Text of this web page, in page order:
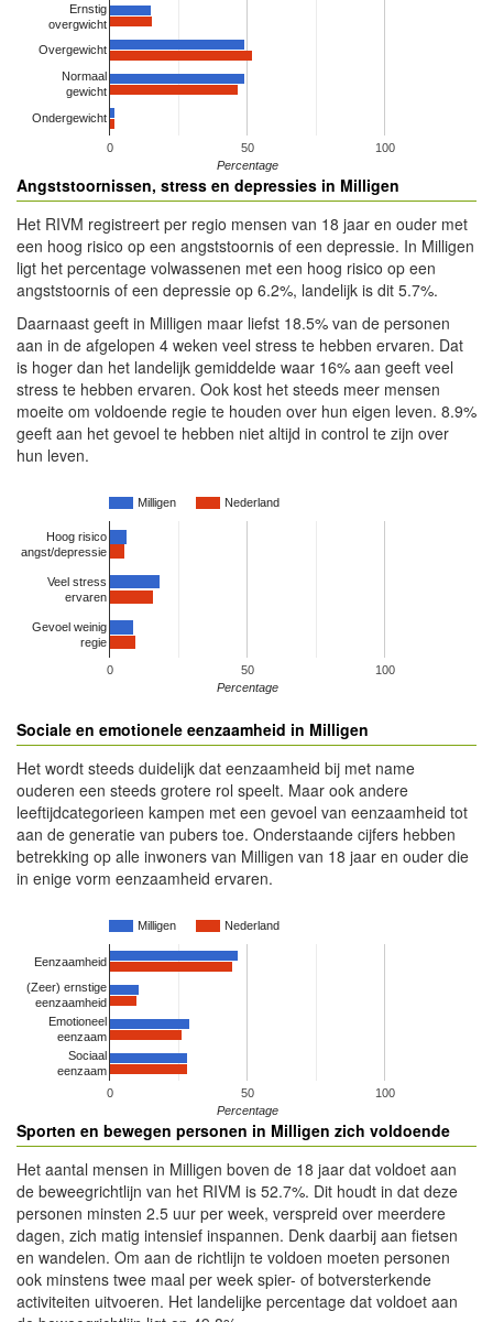
0 50 100
Ernstig
overgwicht
Overgewicht
Normaal
gewicht
Ondergewicht
Percentage
Angststoornissen, stress en depressies in Milligen
Het RIVM registreert per regio mensen van 18 jaar en ouder met
een hoog risico op een angststoornis of een depressie. In Milligen
ligt het percentage volwassenen met een hoog risico op een
angststoornis of een depressie op 6.2%, landelijk is dit 5.7%.
Daarnaast geeft in Milligen maar liefst 18.5% van de personen
aan in de afgelopen 4 weken veel stress te hebben ervaren. Dat
is hoger dan het landelijk gemiddelde waar 16% aan geeft veel
stress te hebben ervaren. Ook kost het steeds meer mensen
moeite om voldoende regie te houden over hun eigen leven. 8.9%
geeft aan het gevoel te hebben niet altijd in control te zijn over
hun leven.
Milligen Nederland
0 50 100
Hoog risico
angst/depressie
Veel stress
ervaren
Gevoel weinig
regie
Percentage
Sociale en emotionele eenzaamheid in Milligen
Het wordt steeds duidelijk dat eenzaamheid bij met name
ouderen een steeds grotere rol speelt. Maar ook andere
leeftijdcategorieen kampen met een gevoel van eenzaamheid tot
aan de generatie van pubers toe. Onderstaande cijfers hebben
betrekking op alle inwoners van Milligen van 18 jaar en ouder die
in enige vorm eenzaamheid ervaren.
Milligen Nederland
0 50 100
Eenzaamheid
(Zeer) ernstige
eenzaamheid
Emotioneel
eenzaam
Sociaal
eenzaam
Percentage
Sporten en bewegen personen in Milligen zich voldoende
Het aantal mensen in Milligen boven de 18 jaar dat voldoet aan
de beweegrichtlijn van het RIVM is 52.7%. Dit houdt in dat deze
personen minsten 2.5 uur per week, verspreid over meerdere
dagen, zich matig intensief inspannen. Denk daarbij aan fietsen
en wandelen. Om aan de richtlijn te voldoen moeten personen
ook minstens twee maal per week spier- of botversterkende
activiteiten uitvoeren. Het landelijke percentage dat voldoet aan